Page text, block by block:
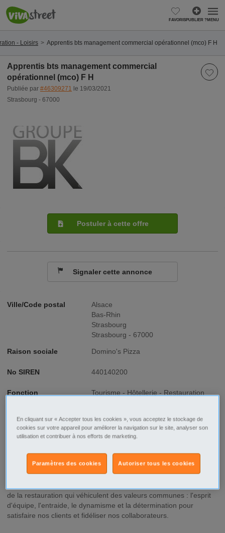
FAVORISPUBLIER ?MENU
- Loisirs Apprentis bts management commercial opérationnel (mco) F H
Apprentis bts management commercial
opérationnel (mco) F H
Publiée par #46309271 le 19/03/2021
Strasbourg - 67000
Ville/Code postal
Alsace
Bas-Rhin
Strasbourg
Strasbourg - 67000
Raison sociale Domino's Pizza
No SIREN 440140200
Fonction Tourisme - Hôtellerie - Restauration
Type d'emploi Temps plein
Description
de la restauration qui véhiculent des valeurs communes : l'esprit
d'équipe, l'entraide, le dynamisme et la détermination pour
satisfaire nos clients et fidéliser nos collaborateurs.
Postuler à cette offre
Signaler cette annonce
En cliquant sur « Accepter tous les cookies », vous acceptez le stockage de
cookies sur votre appareil pour améliorer la navigation sur le site, analyser son
utilisation et contribuer à nos efforts de marketing.
Autoriser tous les cookies
Paramètres des cookies